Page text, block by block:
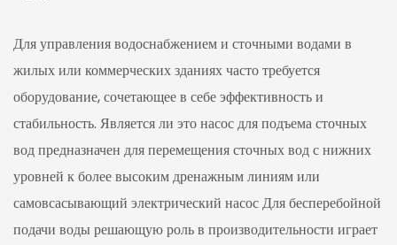
Для управления водоснабжением и сточными водами в
жилых или коммерческих зданиях часто требуется
оборудование, сочетающее в себе эффективность и
стабильность. Является ли этонасос для подъема сточных
водпредназначен для перемещения сточных вод с нижних
уровней к более высоким дренажным линиям или
самовсасывающий электрический насосДля бесперебойной
подачи воды решающую роль в производительности играет